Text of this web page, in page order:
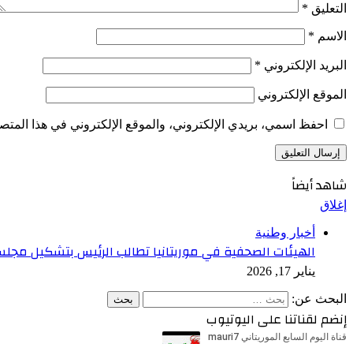
التعليق *
الاسم *
البريد الإلكتروني *
الموقع الإلكتروني
احفظ اسمي، بريدي الإلكتروني، والموقع الإلكتروني في هذا
شاهد أيضاً
إغلاق
أخبار وطنية
الهيئات الصحفية في موريتانيا تطالب الرئيس بتشكيل
يناير 17, 2026
البحث عن:
إنضم لقناتنا على اليوتيوب